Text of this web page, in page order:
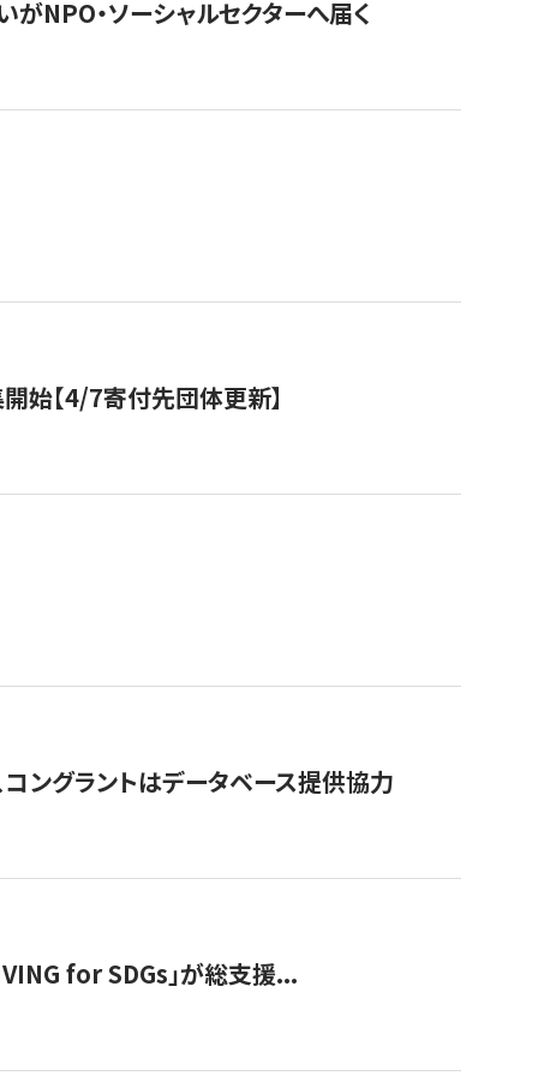
NPO・ソーシャルセクターへ届く
始【4/7寄付先団体更新】
ングラントはデータベース提供協力
for SDGs」が総支援...